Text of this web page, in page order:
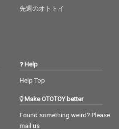
先週のオトトイ
Help
Help Top
Make OTOTOY better
Found something weird? Please
mail us